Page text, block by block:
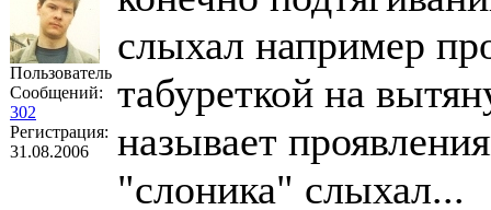
Пользователь
Сообщений:
302
Регистрация:
31.08.2006
слыхал например
табуреткой на
называет
"слоника" слыхал...